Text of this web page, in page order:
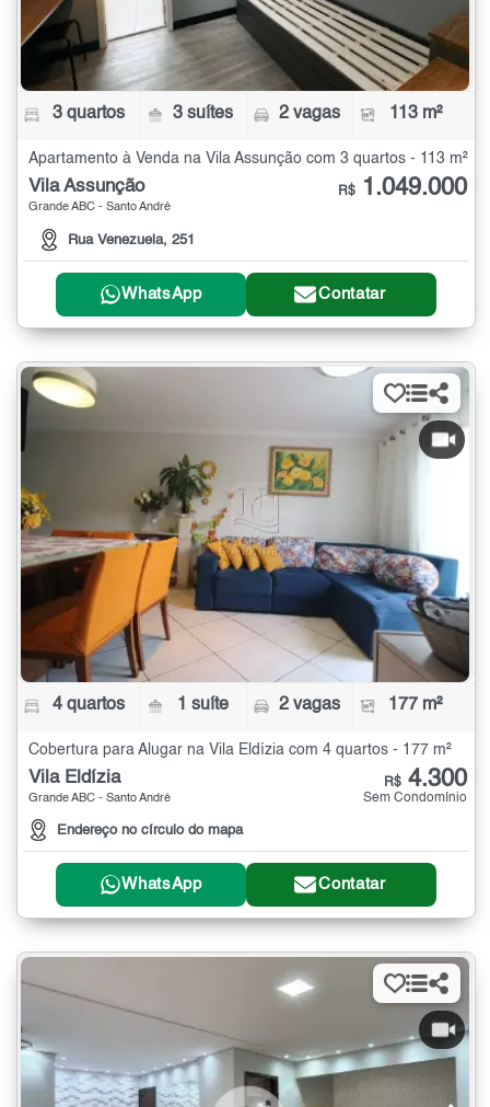
3 quartos 3 suítes 2 vagas 113 m²
Apartamento à Venda na Vila Assunção com 3 quartos - 113 m²
Vila Assunção
Grande ABC - Santo André
Rua Venezuela, 251
R$ 1.049.000
WhatsApp Contatar
4 quartos 1 suíte 2 vagas 177 m²
Cobertura para Alugar na Vila Eldízia com 4 quartos - 177 m²
Vila Eldízia
Grande ABC - Santo André
Endereço no círculo do mapa
R$ 4.300
Sem Condomínio
WhatsApp Contatar